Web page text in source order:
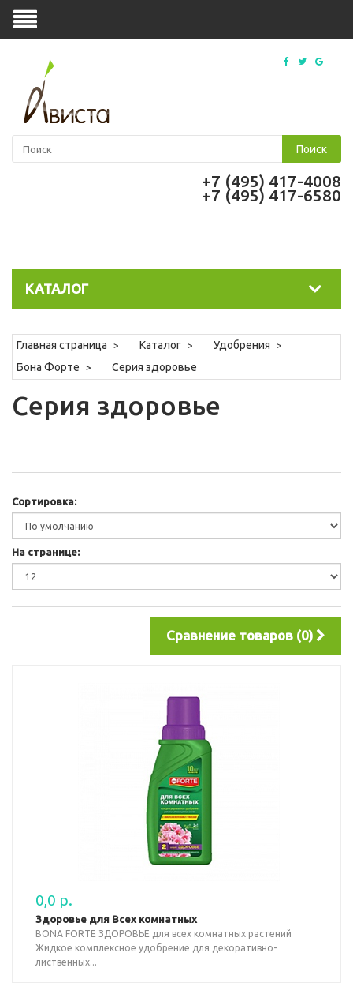
Поиск
+7 (495) 417-4008
+7 (495) 417-6580
КАТАЛОГ
Главная страница Каталог
Удобрения
Бона Форте
Серия здоровье
Серия здоровье
Сортировка:
На странице:
Сравнение товаров (0)
0,0 р.
Здоровье для Всех комнатных
BONA FORTE ЗДОРОВЬЕ для всех комнатных растений
Жидкое комплексное удобрение для декоративно-
лиственных...